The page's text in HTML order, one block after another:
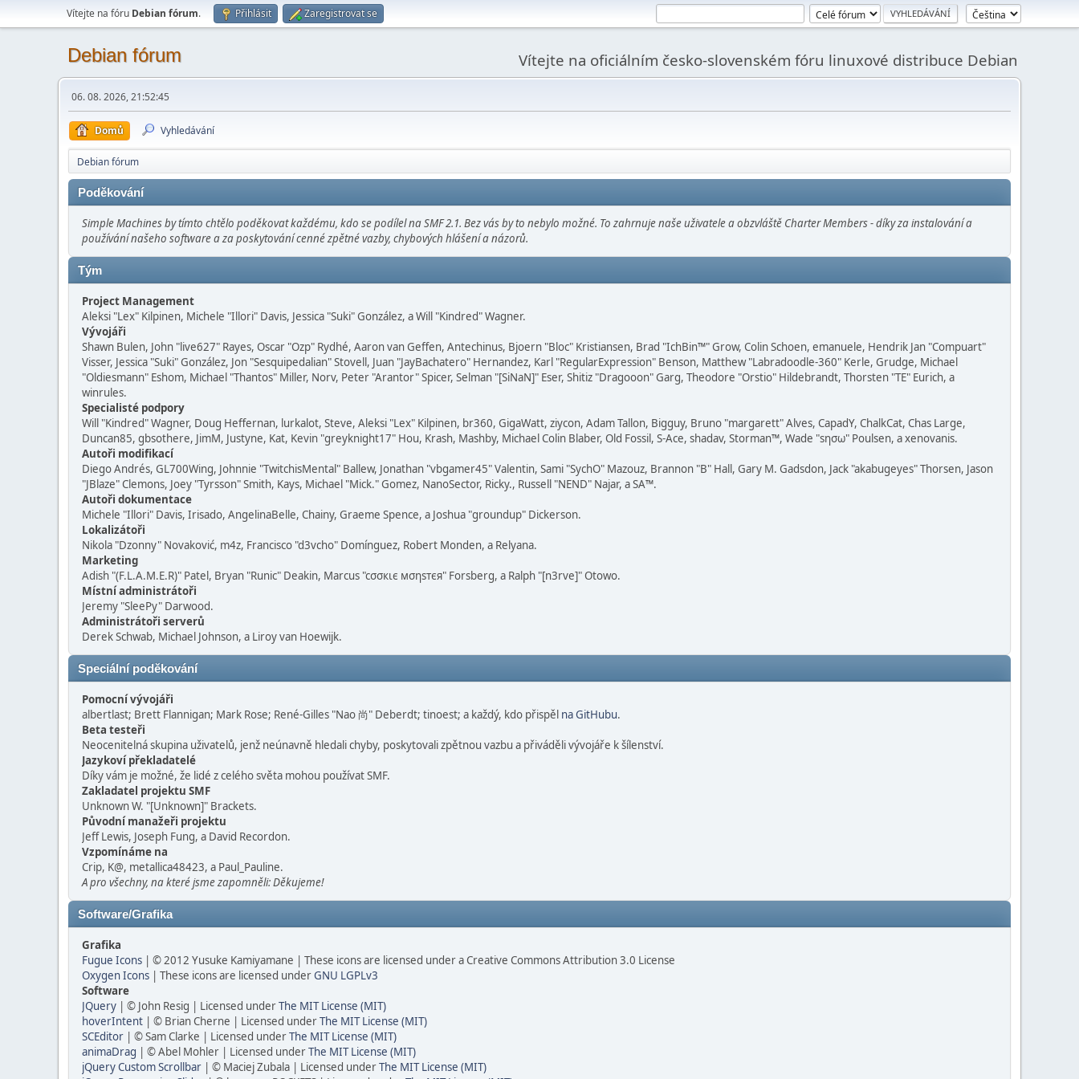
Vítejte na fóru Debian fórum. Přihlásit Zaregistrovat se
Debian fórum Vítejte na oficiálním česko-slovenském fóru linuxové distribuce Debian
06. 08. 2026, 21:52:45
Domů Vyhledávání
Debian fórum
Poděkování
Simple Machines by tímto chtělo poděkovat každému, kdo se podílel na SMF 2.1. Bez vás by to nebylo možné. To zahrnuje naše uživatele a obzvláště Charter Members - díky za instalování a
používání našeho software a za poskytování cenné zpětné vazby, chybových hlášení a názorů.
Tým
Project Management
Aleksi "Lex" Kilpinen, Michele "Illori" Davis, Jessica "Suki" González, a Will "Kindred" Wagner.
Vývojáři
Shawn Bulen, John "live627" Rayes, Oscar "Ozp" Rydhé, Aaron van Geffen, Antechinus, Bjoern "Bloc" Kristiansen, Brad "IchBin™" Grow, Colin Schoen, emanuele, Hendrik Jan "Compuart"
Visser, Jessica "Suki" González, Jon "Sesquipedalian" Stovell, Juan "JayBachatero" Hernandez, Karl "RegularExpression" Benson, Matthew "Labradoodle-360" Kerle, Grudge, Michael
"Oldiesmann" Eshom, Michael "Thantos" Miller, Norv, Peter "Arantor" Spicer, Selman "[SiNaN]" Eser, Shitiz "Dragooon" Garg, Theodore "Orstio" Hildebrandt, Thorsten "TE" Eurich, a
winrules.
Specialisté podpory
Will "Kindred" Wagner, Doug Heffernan, lurkalot, Steve, Aleksi "Lex" Kilpinen, br360, GigaWatt, ziycon, Adam Tallon, Bigguy, Bruno "margarett" Alves, CapadY, ChalkCat, Chas Large,
Duncan85, gbsothere, JimM, Justyne, Kat, Kevin "greyknight17" Hou, Krash, Mashby, Michael Colin Blaber, Old Fossil, S-Ace, shadav, Storman™, Wade "sησω" Poulsen, a xenovanis.
Autoři modifikací
Diego Andrés, GL700Wing, Johnnie "TwitchisMental" Ballew, Jonathan "vbgamer45" Valentin, Sami "SychO" Mazouz, Brannon "B" Hall, Gary M. Gadsdon, Jack "akabugeyes" Thorsen, Jason
"JBlaze" Clemons, Joey "Tyrsson" Smith, Kays, Michael "Mick." Gomez, NanoSector, Ricky., Russell "NEND" Najar, a SA™.
Autoři dokumentace
Michele "Illori" Davis, Irisado, AngelinaBelle, Chainy, Graeme Spence, a Joshua "groundup" Dickerson.
Lokalizátoři
Nikola "Dzonny" Novaković, m4z, Francisco "d3vcho" Domínguez, Robert Monden, a Relyana.
Marketing
Adish "(F.L.A.M.E.R)" Patel, Bryan "Runic" Deakin, Marcus "cσσкιє мσηѕтєя" Forsberg, a Ralph "[n3rve]" Otowo.
Místní administrátoři
Jeremy "SleePy" Darwood.
Administrátoři serverů
Derek Schwab, Michael Johnson, a Liroy van Hoewijk.
Speciální poděkování
Pomocní vývojáři
albertlast; Brett Flannigan; Mark Rose; René-Gilles "Nao 尚" Deberdt; tinoest; a každý, kdo přispěl na GitHubu.
Beta testeři
Neocenitelná skupina uživatelů, jenž neúnavně hledali chyby, poskytovali zpětnou vazbu a přiváděli vývojáře k šílenství.
Jazykoví překladatelé
Díky vám je možné, že lidé z celého světa mohou používat SMF.
Zakladatel projektu SMF
Unknown W. "[Unknown]" Brackets.
Původní manažeři projektu
Jeff Lewis, Joseph Fung, a David Recordon.
Vzpomínáme na
Crip, K@, metallica48423, a Paul_Pauline.
A pro všechny, na které jsme zapomněli: Děkujeme!
Software/Grafika
Grafika
Fugue Icons | © 2012 Yusuke Kamiyamane | These icons are licensed under a Creative Commons Attribution 3.0 License
Oxygen Icons | These icons are licensed underGNU LGPLv3
Software
JQuery | © John Resig | Licensed underThe MIT License (MIT)
hoverIntent | © Brian Cherne | Licensed underThe MIT License (MIT)
SCEditor | © Sam Clarke | Licensed underThe MIT License (MIT)
animaDrag | © Abel Mohler | Licensed underThe MIT License (MIT)
jQuery Custom Scrollbar | © Maciej Zubala | Licensed underThe MIT License (MIT)